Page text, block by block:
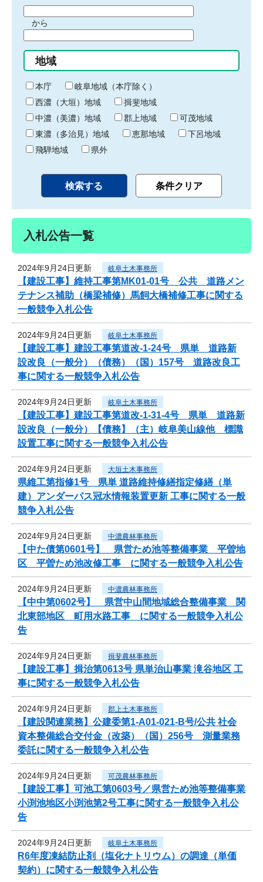
間
始
り
から
間
終
わ
り
地域
本庁
岐阜地域（本庁除く）
西濃（大垣）地域
揖斐地域
中濃（美濃）地域
郡上地域
可茂地域
東濃（多治見）地域
恵那地域
下呂地域
飛騨地域
県外
入札公告一覧
2024年9月24日更新 岐阜土木事務所
【建設工事】維持工事第MK01-01号 公共 道路メン
テナンス補助（橋梁補修）馬飼大橋補修工事に関する
一般競争入札公告
2024年9月24日更新 岐阜土木事務所
【建設工事】建設工事第道改-1-24号 県単 道路新
設改良（一般分）（債務）（国）157号 道路改良工
事に関する一般競争入札公告
2024年9月24日更新 岐阜土木事務所
【建設工事】建設工事第道改-1-31-4号 県単 道路新
設改良（一般分）【債務】（主）岐阜美山線他 標識
設置工事に関する一般競争入札公告
2024年9月24日更新 大垣土木事務所
県維工第指修1号 県単 道路維持修繕指定修繕（単
建）アンダーパス冠水情報装置更新 工事に関する一般
競争入札公告
2024年9月24日更新 中濃農林事務所
【中た債第0601号】 県営ため池等整備事業 平曽地
区 平曽ため池改修工事 に関する一般競争入札公告
2024年9月24日更新 中濃農林事務所
【中中第0602号】 県営中山間地域総合整備事業 関
北東部地区 町用水路工事 に関する一般競争入札公
告
2024年9月24日更新 揖斐農林事務所
【建設工事】揖治第0613号 県単治山事業 滝谷地区 工
事に関する一般競争入札公告
2024年9月24日更新 郡上土木事務所
【建設関連業務】公建委第1-A01-021-B号/公共 社会
資本整備総合交付金（改築）（国）256号 測量業務
委託に関する一般競争入札公告
2024年9月24日更新 可茂農林事務所
【建設工事】可池工第0603号／県営ため池等整備事業
小渕池地区小渕池第2号工事に関する一般競争入札公
告
2024年9月24日更新 岐阜土木事務所
R6年度凍結防止剤（塩化ナトリウム）の調達（単価
契約）に関する一般競争入札公告